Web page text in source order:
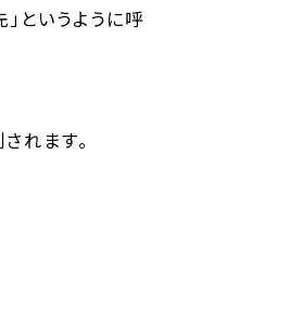
というように呼
れます。